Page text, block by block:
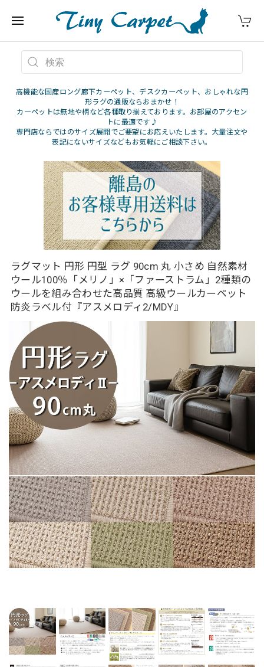
高機能な国産ロング廊下カーペット、デスクカーペット、おしゃれな円
形ラグの通販ならおまかせ！
カーペットは無地や柄など各種取り揃えております。お部屋のアクセン
トに最適です♪
専門店ならではのサイズ展開でご要望にお応えいたします。大量注文や
表記にないサイズなどもお気軽にご相談下さい。
ラグマット 円形 円型 ラグ 90cm 丸 小さめ 自然素材
ウール100％「メリノ」×「ファーストラム」2種類の
ウールを組み合わせた高品質 高級ウールカーペット
防炎ラベル付『アスメロディ2/MDY』